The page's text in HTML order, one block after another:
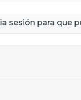
sesión para que